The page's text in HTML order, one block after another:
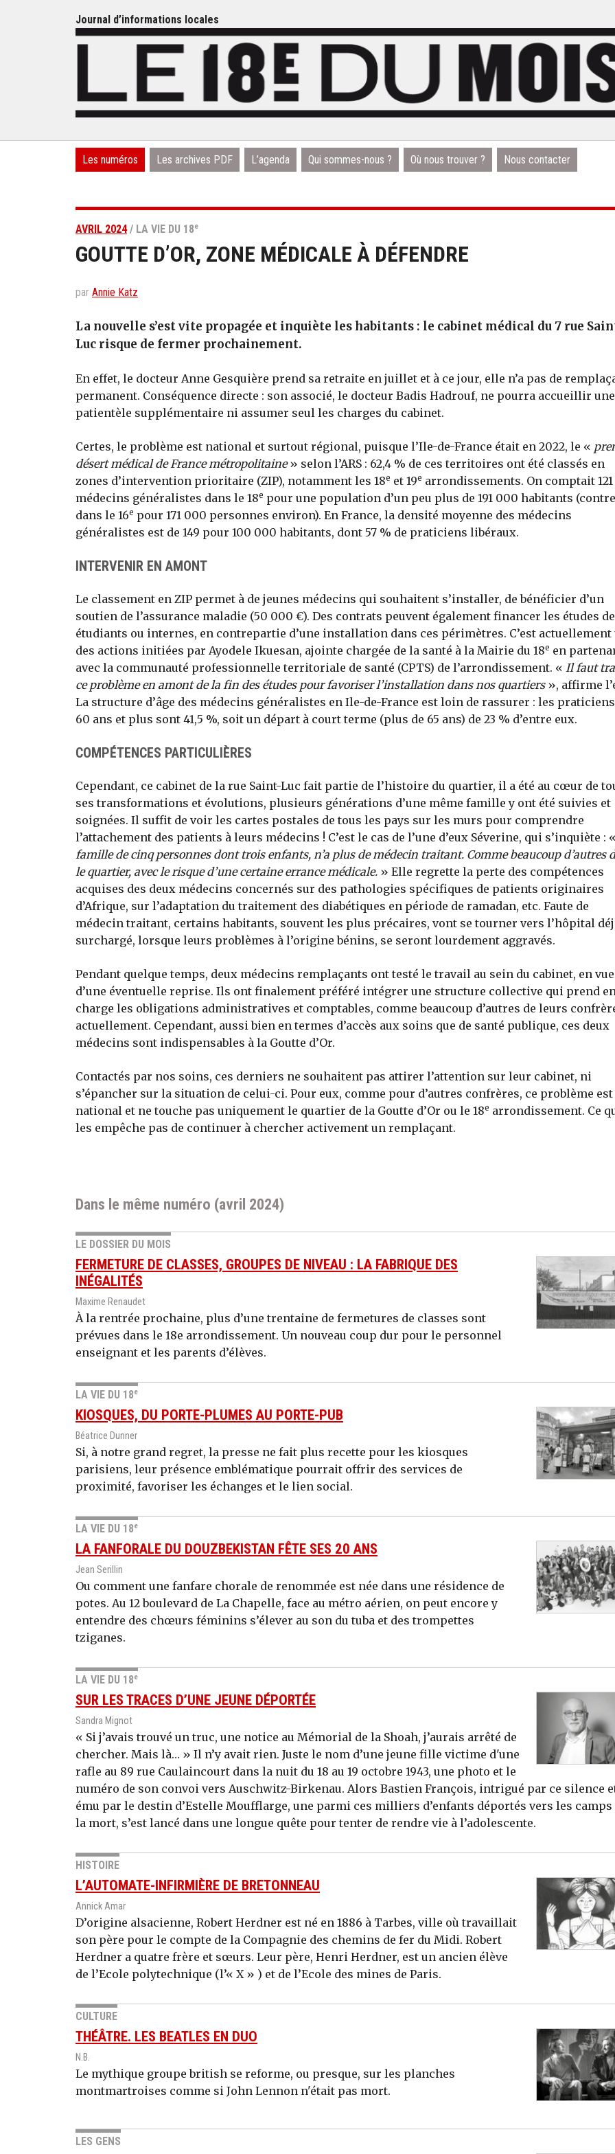
Journal d’informations locales
Les numéros Les archives PDF L’agenda Qui sommes-nous ? Où nous trouver ? Nous contacter
AVRIL 2024/ LA VIE DU 18e
GOUTTE D’OR, ZONE MÉDICALE À DÉFENDRE
par Annie Katz
La nouvelle s’est vite propagée et inquiète les habitants : le cabinet médical du 7 rue
Luc risque de fermer prochainement.
En effet, le docteur Anne Gesquière prend sa retraite en juillet et à ce jour, elle n’a pas de
permanent. Conséquence directe : son associé, le docteur Badis Hadrouf, ne pourra accueillir une
patientèle supplémentaire ni assumer seul les charges du cabinet.
Certes, le problème est national et surtout régional, puisque l’Ile-de-France était en 2022, le «
désert médical de France métropolitaine» selon l’ARS : 62,4 % de ces territoires ont été classés en
zones d’intervention prioritaire (ZIP), notamment les 18e et 19e arrondissements. On comptait 121
médecins généralistes dans le 18e pour une population d’un peu plus de 191 000 habitants
dans le 16e pour 171 000 personnes environ). En France, la densité moyenne des médecins
généralistes est de 149 pour 100 000 habitants, dont 57 % de praticiens libéraux.
INTERVENIR EN AMONT
Le classement en ZIP permet à de jeunes médecins qui souhaitent s’installer, de bénéficier d’un
soutien de l’assurance maladie (50 000 €). Des contrats peuvent également financer les études
étudiants ou internes, en contrepartie d’une installation dans ces périmètres. C’est actuellement
des actions initiées par Ayodele Ikuesan, ajointe chargée de la santé à la Mairie du 18e en
avec la communauté professionnelle territoriale de santé (CPTS) de l’arrondissement. « Il faut
ce problème en amont de la fin des études pour favoriser l’installation dans nos quartiers», affirme
La structure d’âge des médecins généralistes en Ile-de-France est loin de rassurer : les
60 ans et plus sont 41,5 %, soit un départ à court terme (plus de 65 ans) de 23 % d’entre eux.
COMPÉTENCES PARTICULIÈRES
Cependant, ce cabinet de la rue Saint-Luc fait partie de l’histoire du quartier, il a été au cœur de
ses transformations et évolutions, plusieurs générations d’une même famille y ont été suivies et
soignées. Il suffit de voir les cartes postales de tous les pays sur les murs pour comprendre
l’attachement des patients à leurs médecins ! C’est le cas de l’une d’eux Séverine, qui s’inquiète : «
famille de cinq personnes dont trois enfants, n’a plus de médecin traitant. Comme beaucoup d’autres
le quartier, avec le risque d’une certaine errance médicale. » Elle regrette la perte des compétences
acquises des deux médecins concernés sur des pathologies spécifiques de patients originaires
d’Afrique, sur l’adaptation du traitement des diabétiques en période de ramadan, etc. Faute de
médecin traitant, certains habitants, souvent les plus précaires, vont se tourner vers l’hôpital
surchargé, lorsque leurs problèmes à l’origine bénins, se seront lourdement aggravés.
Pendant quelque temps, deux médecins remplaçants ont testé le travail au sein du cabinet, en vue
d’une éventuelle reprise. Ils ont finalement préféré intégrer une structure collective qui prend
charge les obligations administratives et comptables, comme beaucoup d’autres de leurs
actuellement. Cependant, aussi bien en termes d’accès aux soins que de santé publique, ces deux
médecins sont indispensables à la Goutte d’Or.
Contactés par nos soins, ces derniers ne souhaitent pas attirer l’attention sur leur cabinet, ni
s’épancher sur la situation de celui-ci. Pour eux, comme pour d’autres confrères, ce problème est
national et ne touche pas uniquement le quartier de la Goutte d’Or ou le 18e arrondissement. Ce
les empêche pas de continuer à chercher activement un remplaçant.
Dans le même numéro (avril 2024)
LE DOSSIER DU MOIS
FERMETURE DE CLASSES, GROUPES DE NIVEAU : LA FABRIQUE DES
INÉGALITÉS
Maxime Renaudet
À la rentrée prochaine, plus d’une trentaine de fermetures de classes sont
prévues dans le 18e arrondissement. Un nouveau coup dur pour le personnel
enseignant et les parents d’élèves.
LA VIE DU 18e
KIOSQUES, DU PORTE-PLUMES AU PORTE-PUB
Béatrice Dunner
Si, à notre grand regret, la presse ne fait plus recette pour les kiosques
parisiens, leur présence emblématique pourrait offrir des services de
proximité, favoriser les échanges et le lien social.
LA VIE DU 18e
LA FANFORALE DU DOUZBEKISTAN FÊTE SES 20 ANS
Jean Serillin
Ou comment une fanfare chorale de renommée est née dans une résidence de
potes. Au 12 boulevard de La Chapelle, face au métro aérien, on peut encore y
entendre des chœurs féminins s’élever au son du tuba et des trompettes
tziganes.
LA VIE DU 18e
SUR LES TRACES D’UNE JEUNE DÉPORTÉE
Sandra Mignot
« Si j’avais trouvé un truc, une notice au Mémorial de la Shoah, j’aurais arrêté de
chercher. Mais là… » Il n’y avait rien. Juste le nom d’une jeune fille victime d'une
rafle au 89 rue Caulaincourt dans la nuit du 18 au 19 octobre 1943, une photo et le
numéro de son convoi vers Auschwitz-Birkenau. Alors Bastien François, intrigué par ce silence
ému par le destin d’Estelle Moufflarge, une parmi ces milliers d’enfants déportés vers les camps
la mort, s’est lancé dans une longue quête pour tenter de rendre vie à l’adolescente.
HISTOIRE
L’AUTOMATE-INFIRMIÈRE DE BRETONNEAU
Annick Amar
D’origine alsacienne, Robert Herdner est né en 1886 à Tarbes, ville où travaillait
son père pour le compte de la Compagnie des chemins de fer du Midi. Robert
Herdner a quatre frère et sœurs. Leur père, Henri Herdner, est un ancien élève
de l’Ecole polytechnique (l’« X » ) et de l’Ecole des mines de Paris.
CULTURE
THÉÂTRE. LES BEATLES EN DUO
N.B.
Le mythique groupe british se reforme, ou presque, sur les planches
montmartroises comme si John Lennon n'était pas mort.
LES GENS